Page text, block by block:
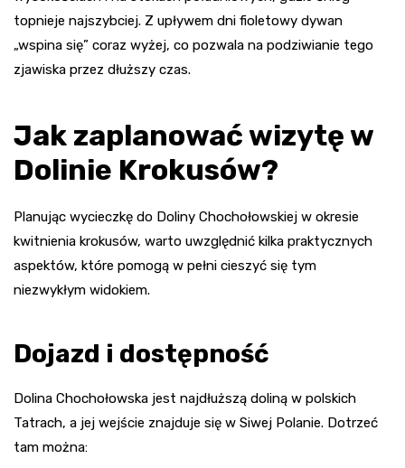
topnieje najszybciej. Z upływem dni fioletowy dywan
„wspina się” coraz wyżej, co pozwala na podziwianie tego
zjawiska przez dłuższy czas.
Jak zaplanować wizytę w
Dolinie Krokusów?
Planując wycieczkę do Doliny Chochołowskiej w okresie
kwitnienia krokusów, warto uwzględnić kilka praktycznych
aspektów, które pomogą w pełni cieszyć się tym
niezwykłym widokiem.
Dojazd i dostępność
Dolina Chochołowska jest najdłuższą doliną w polskich
Tatrach, a jej wejście znajduje się w Siwej Polanie. Dotrzeć
tam można: